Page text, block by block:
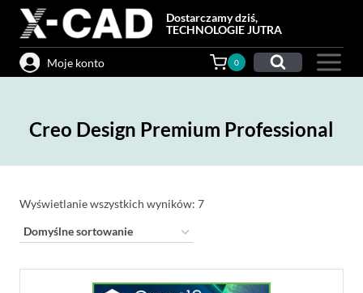
Przejdź
treści
Dostarczamy dziś,
TECHNOLOGIE JUTRA
Moje konto 0
Creo Design Premium Professional
Wyświetlanie wszystkich wyników: 7